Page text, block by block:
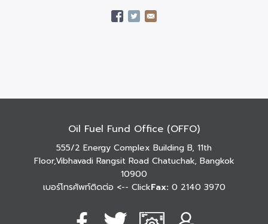
Oil Fuel Fund Office (OFFO)
555/2 Energy Complex Building B, 11th
Floor,Vibhavadi Rangsit Road Chatuchak, Bangkok
10900
เบอร์โทรศัพท์ติดต่อ <-- ClickFax: 0 2140 3970